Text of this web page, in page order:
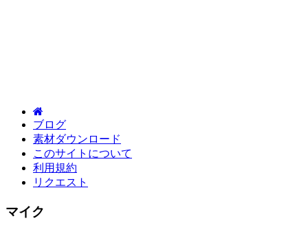
ブログ
素材ダウンロード
このサイトについて
利用規約
リクエスト
マイク